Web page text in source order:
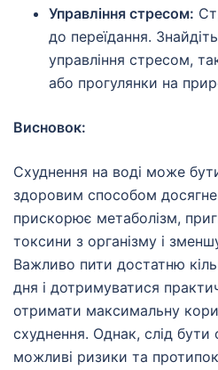
Управління стресом:
до переїдання.
управління стресом,
або прогулянки на
Висновок:
Схуднення на воді може
здоровим способом
прискорює метаболізм,
токсини з організму і
Важливо пити достатню
дня і дотримуватися
отримати максимальну
схуднення. Однак, слід
можливі ризики та